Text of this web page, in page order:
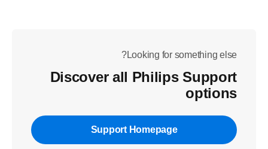
Looking for something else?
Discover all Philips Support
options
Support Homepage